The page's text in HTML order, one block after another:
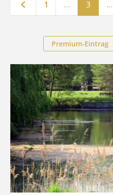
Neuere Beiträge
1 … 3 …
Premium-Eintrag